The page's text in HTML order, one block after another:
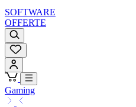
SOFTWARE
OFFERTE
Gaming